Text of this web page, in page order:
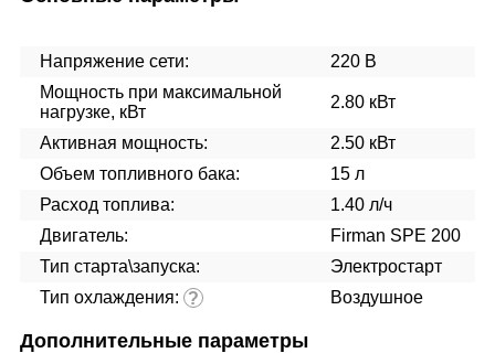
Напряжение сети:
220 В
Мощность при максимальной
нагрузке, кВт
2.80 кВт
Активная мощность:
2.50 кВт
Объем топливного бака:
15 л
Расход топлива:
1.40 л/ч
Двигатель:
Firman SPE 200
Тип старта\запуска:
Электростарт
Тип охлаждения: ? Воздушное
Дополнительные параметры